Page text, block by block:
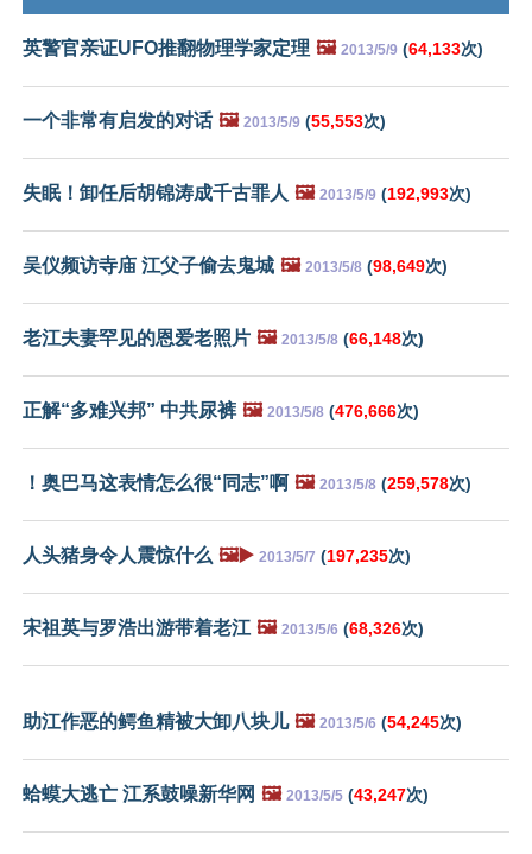
英警官亲证UFO推翻物理学家定理 🖼️ 2013/5/9 (64,133次)
一个非常有启发的对话 🖼️ 2013/5/9 (55,553次)
失眠！卸任后胡锦涛成千古罪人 🖼️ 2013/5/9 (192,993次)
吴仪频访寺庙 江父子偷去鬼城 🖼️ 2013/5/8 (98,649次)
老江夫妻罕见的恩爱老照片 🖼️ 2013/5/8 (66,148次)
正解“多难兴邦” 中共尿裤 🖼️ 2013/5/8 (476,666次)
！奥巴马这表情怎么很“同志”啊 🖼️ 2013/5/8 (259,578次)
人头猪身令人震惊什么 🖼️▶️ 2013/5/7 (197,235次)
宋祖英与罗浩出游带着老江 🖼️ 2013/5/6 (68,326次)
助江作恶的鳄鱼精被大卸八块儿 🖼️ 2013/5/6 (54,245次)
蛤蟆大逃亡 江系鼓噪新华网 🖼️ 2013/5/5 (43,247次)